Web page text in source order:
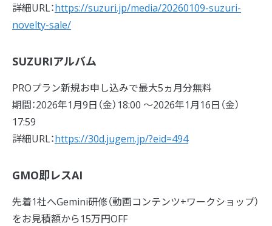
詳細URL：https://suzuri.jp/media/20260109-suzuri-
novelty-sale/
SUZURIアルバム
PROプラン新規お申し込みで最大5ヵ月分無料
期間：2026年1月9日（金）18:00 〜2026年1月16日（金）
17:59
詳細URL：https://30d.jugem.jp/?eid=494
GMO即レスAI
先着1社へGemini研修（動画コンテンツ+ワークショップ）
をお見積額から15万円OFF